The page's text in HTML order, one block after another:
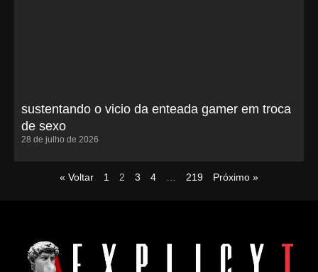
sustentando o vicio da enteada gamer em troca
de sexo
28 de julho de 2026
« Voltar 1 2 3 4 219 Próximo »